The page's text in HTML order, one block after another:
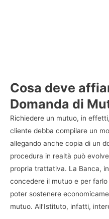
Cosa deve
Domanda di
Richiedere un mutuo, in
cliente debba compilare un
allegando anche copia di un
procedura in realtà può
propria trattativa. La Banca,
concedere il mutuo e per
poter sostenere
mutuo. All’Istituto, infatti,